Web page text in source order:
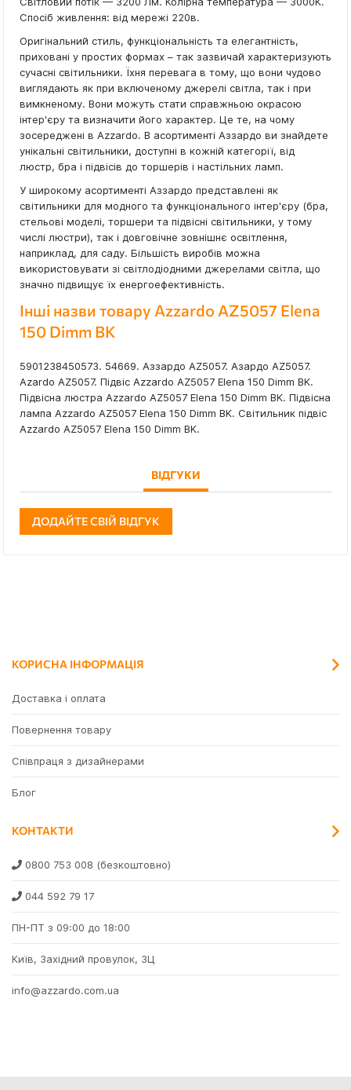
Спосіб живлення: від мережі 220в.
Оригінальний стиль, функціональність та елегантність,
приховані у простих формах – так зазвичай характеризують
сучасні світильники. Їхня перевага в тому, що вони чудово
виглядають як при включеному джерелі світла, так і при
вимкненому. Вони можуть стати справжньою окрасою
інтер'єру та визначити його характер. Це те, на чому
зосереджені в Azzardo. В асортименті Аззардо ви знайдете
унікальні світильники, доступні в кожній категорії, від
люстр, бра і підвісів до торшерів і настільних ламп.
У широкому асортименті Аззардо представлені як
світильники для модного та функціонального інтер'єру (бра,
стельові моделі, торшери та підвісні світильники, у тому
числі люстри), так і довговічне зовнішнє освітлення,
наприклад, для саду. Більшість виробів можна
використовувати зі світлодіодними джерелами світла, що
значно підвищує їх енергоефективність.
Інші назви товару Azzardo AZ5057 Elena
150 Dimm BK
5901238450573. 54669. Аззардо AZ5057. Азардо AZ5057.
Azardo AZ5057. Підвіс Azzardo AZ5057 Elena 150 Dimm BK.
Підвісна люстра Azzardo AZ5057 Elena 150 Dimm BK. Підвісна
лампа Azzardo AZ5057 Elena 150 Dimm BK. Світильник підвіс
Azzardo AZ5057 Elena 150 Dimm BK.
ВІДГУКИ
ДОДАЙТЕ СВІЙ ВІДГУК
КОРИСНА ІНФОРМАЦІЯ
Доставка і оплата
Повернення товару
Співпраця з дизайнерами
Блог
КОНТАКТИ
0800 753 008 (безкоштовно)
044 592 79 17
ПН-ПТ з 09:00 до 18:00
Київ, Західний провулок, 3Ц
info@azzardo.com.ua